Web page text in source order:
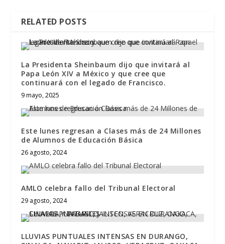
RELATED POSTS
La Presidenta Sheinbaum dijo que invitará al
Papa León XIV a México y que cree que
continuará con el legado de Francisco.
9 mayo, 2025
Este lunes regresan a Clases más de 24 Millones
de Alumnos de Educación Básica
26 agosto, 2024
AMLO celebra fallo del Tribunal Electoral
29 agosto, 2024
LLUVIAS PUNTUALES INTENSAS EN DURANGO,